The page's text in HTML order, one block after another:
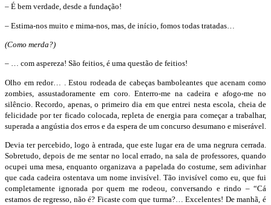
– É bem verdade, desde a fundação!
– Estima-nos muito e mima-nos, mas, de início, fomos todas tratadas…
(Como merda?)
– … com aspereza! São feitios, é uma questão de feitios!
Olho em redor… . Estou rodeada de cabeças bamboleantes que acenam como
zombies, assustadoramente em coro. Enterro-me na cadeira e afogo-me no
silêncio. Recordo, apenas, o primeiro dia em que entrei nesta escola, cheia de
felicidade por ter ficado colocada, repleta de energia para começar a trabalhar,
superada a angústia dos erros e da espera de um concurso desumano e miserável.
Devia ter percebido, logo à entrada, que este lugar era de uma negrura cerrada.
Sobretudo, depois de me sentar no local errado, na sala de professores, quando
ocupei uma mesa, enquanto organizava a papelada do costume, sem adivinhar
que cada cadeira ostentava um nome invisível. Tão invisível como eu, que fui
completamente ignorada por quem me rodeou, conversando e rindo – “Cá
estamos de regresso, não é? Ficaste com que turma?… Excelentes! De manhã, é